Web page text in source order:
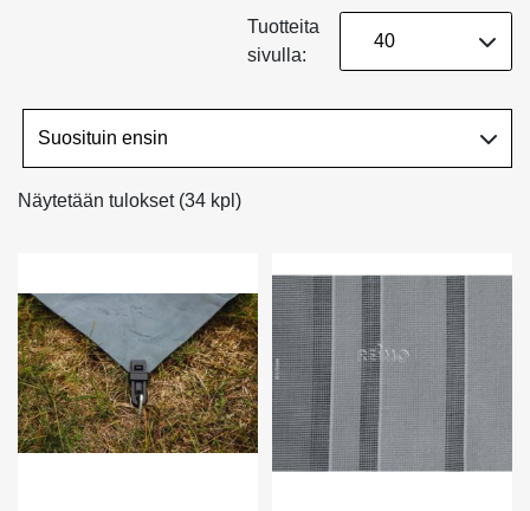
Näytetään tulokset (34 kpl)
Tuotteita
sivulla: